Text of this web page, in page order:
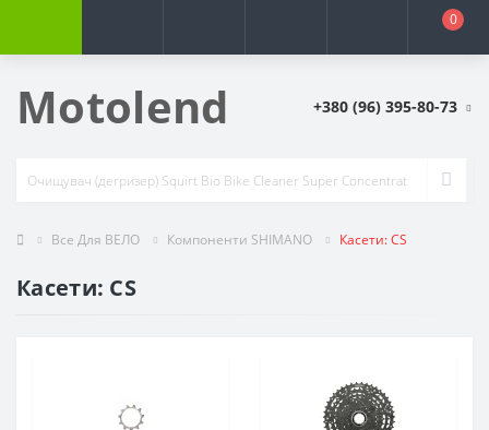
0
Motolend +380 (96) 395-80-73
Все Для ВЕЛО Компоненти SHIMANO Касети: CS
Касети: CS